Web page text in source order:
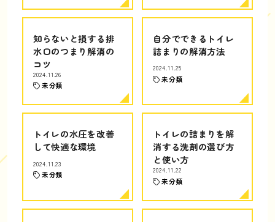
知らないと損する排
水口のつまり解消の
コツ
2024.11.26
未分類
自分でできるトイレ
詰まりの解消方法
2024.11.25
未分類
トイレの水圧を改善
して快適な環境
2024.11.23
未分類
トイレの詰まりを解
消する洗剤の選び方
と使い方
2024.11.22
未分類